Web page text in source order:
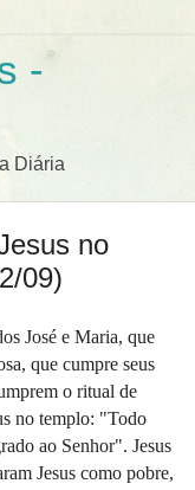
-
Diária
no
09)
José e Maria, que
que cumpre seus
o ritual de
no templo: "Todo
ao Senhor". Jesus
Jesus como pobre,